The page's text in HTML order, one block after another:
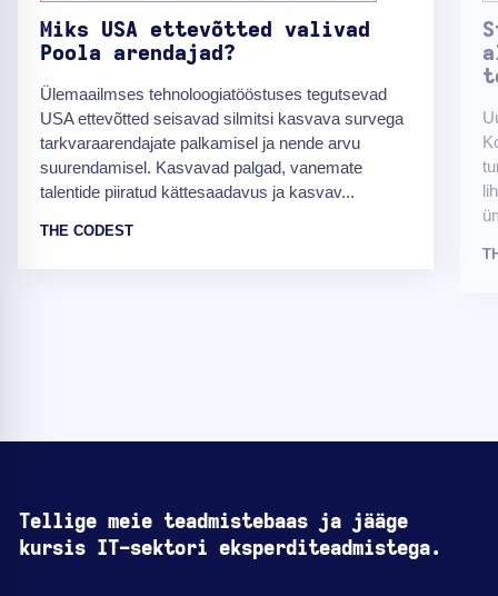
Miks USA ettevõtted valivad
Poola arendajad?
Ülemaailmses tehnoloogiatööstuses tegutsevad
USA ettevõtted seisavad silmitsi kasvava survega
tarkvaraarendajate palkamisel ja nende arvu
suurendamisel. Kasvavad palgad, vanemate
talentide piiratud kättesaadavus ja kasvav...
THE CODEST
Tellige meie teadmistebaas ja jääge
kursis IT-sektori eksperditeadmistega.